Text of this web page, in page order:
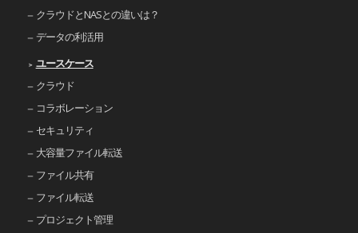
クラウドとNASとの違いは？
データの利活用
ユースケース
クラウド
コラボレーション
セキュリティ
大容量ファイル転送
ファイル共有
ファイル転送
プロジェクト管理